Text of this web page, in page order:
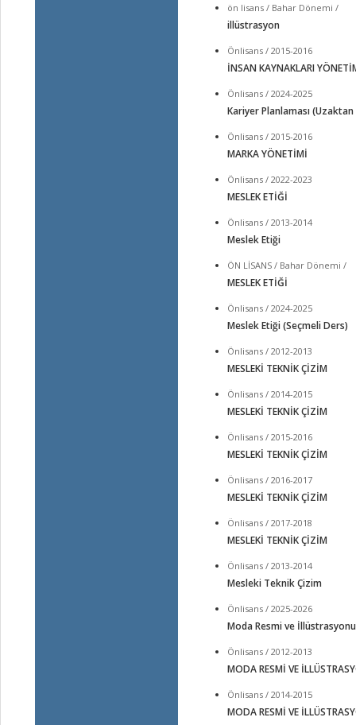
ön lisans / Bahar Dönemi /
illüstrasyon
Önlisans / 2015-2016
İNSAN KAYNAKLARI
Önlisans / 2024-2025
Kariyer Planlaması
Önlisans / 2015-2016
MARKA YÖNETİMİ
Önlisans / 2022-2023
MESLEK ETİĞİ
Önlisans / 2013-2014
Meslek Etiği
ÖN LİSANS / Bahar Dönemi /
MESLEK ETİĞİ
Önlisans / 2024-2025
Meslek Etiği (Seçmeli Ders)
Önlisans / 2012-2013
MESLEKİ TEKNİK ÇİZİM
Önlisans / 2014-2015
MESLEKİ TEKNİK ÇİZİM
Önlisans / 2015-2016
MESLEKİ TEKNİK ÇİZİM
Önlisans / 2016-2017
MESLEKİ TEKNİK ÇİZİM
Önlisans / 2017-2018
MESLEKİ TEKNİK ÇİZİM
Önlisans / 2013-2014
Mesleki Teknik Çizim
Önlisans / 2025-2026
Moda Resmi ve İllüstrasyonu
Önlisans / 2012-2013
MODA RESMİ VE
Önlisans / 2014-2015
MODA RESMİ VE